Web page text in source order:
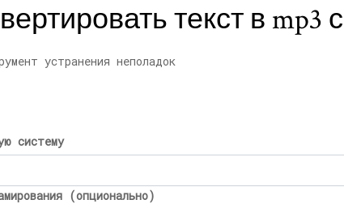
текст в
устранения неполадок
систему
(опционально)